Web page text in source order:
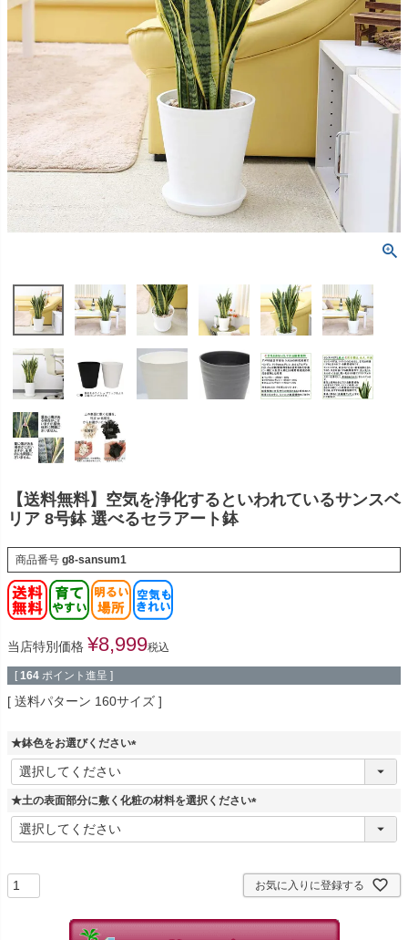
【送料無料】空気を浄化するといわれているサンスベ
リア 8号鉢 選べるセラアート鉢
商品番号 g8-sansum1
当店特別価格 ¥8,999税込
[ 164 ポイント進呈 ]
送料パターン 160サイズ
★鉢色をお選びください
(
須
★土の表面部分に敷く化粧の材料を選択ください
(
お気に入りに登録する